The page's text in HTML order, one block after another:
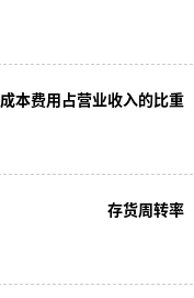
成本费用占营业收入的比重
存货周转率